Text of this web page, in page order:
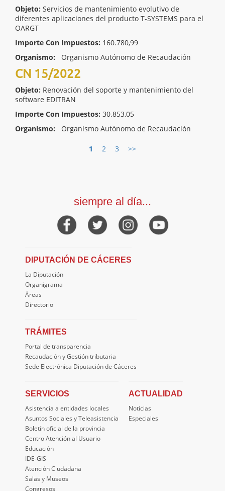
Objeto: Servicios de mantenimiento evolutivo de
diferentes aplicaciones del producto T-SYSTEMS para el
OARGT
Importe Con Impuestos: 160.780,99
Organismo:
Organismo Autónomo de Recaudación
CN 15/2022
Objeto: Renovación del soporte y mantenimiento del
software EDITRAN
Importe Con Impuestos: 30.853,05
Organismo:
Organismo Autónomo de Recaudación
1 2 3 >>
siempre al día...
DIPUTACIÓN DE CÁCERES
La Diputación
Organigrama
Áreas
Directorio
TRÁMITES
Portal de transparencia
Recaudación y Gestión tributaria
Sede Electrónica Diputación de Cáceres
SERVICIOS
Asistencia a entidades locales
Asuntos Sociales y Teleasistencia
Boletín oficial de la provincia
Centro Atención al Usuario
Educación
IDE-GIS
Atención Ciudadana
Salas y Museos
Congresos
ACTUALIDAD
Noticias
Especiales